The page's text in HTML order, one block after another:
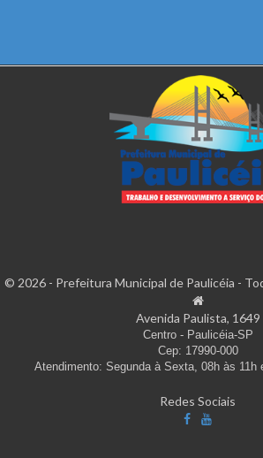
© 2026 - Prefeitura Municipal de Paulicéia -
Avenida Paulista, 1649
Centro - Paulicéia-SP
Cep: 17990-000
Atendimento: Segunda à Sexta, 08h às 11h
Redes Sociais